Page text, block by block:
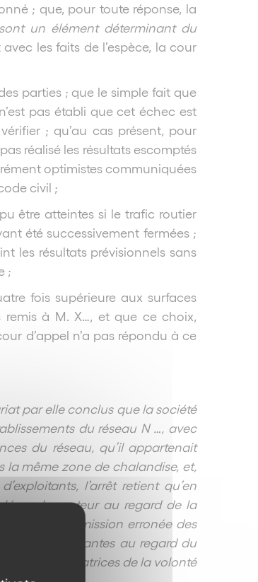
; que, pour toute réponse, la
sont un élément déterminant du
les faits de l’espèce, la cour
parties ; que le simple fait que
pas établi que cet échec est
; qu’au cas présent, pour
réalisé les résultats escomptés
optimistes communiquées
civil ;
être atteintes si le trafic routier
été successivement fermées ;
les résultats prévisionnels sans
;
fois supérieure aux surfaces
à M. X…, et que ce choix,
d’appel n’a pas répondu à ce
par elle conclus que la société
du réseau N …, avec
du réseau, qu’il appartenait
la même zone de chalandise, et,
l’arrêt retient qu’en
sur le secteur au regard de la
une transmission erronée des
déterminantes au regard du
sont révélatrices de la volonté